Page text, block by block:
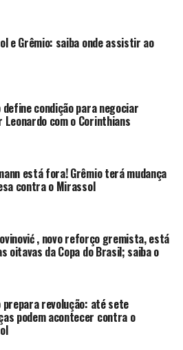
triste. De um
outra, ele
é que eu
mas
a equipe,
bem, fazendo
O que
é que
companheiro
e ele sacou
Kike.
segue integrado
e Grêmio: saiba onde assistir ao
define condição para negociar
Leonardo com o Corinthians
está fora! Grêmio terá mudança
contra o Mirassol
, novo reforço gremista, está
oitavas da Copa do Brasil; saiba o
prepara revolução: até sete
podem acontecer contra o